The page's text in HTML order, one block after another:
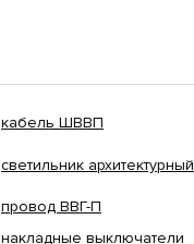
кабель ШВВП
светильник архитектурный
провод ВВГ-П
накладные выключатели